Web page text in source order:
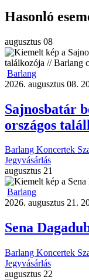
Hasonló
augusztus 08
Barlang
2026. augusztus 08.
Sajnosbatár
országos
Barlang Koncertek
Jegyvásárlás
augusztus 21
Barlang
2026. augusztus 21.
Sena
Barlang Koncertek
Jegyvásárlás
augusztus 22